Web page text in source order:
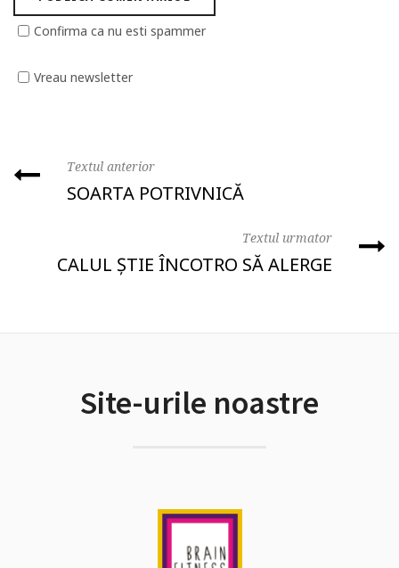
Confirma ca nu esti spammer
Vreau newsletter
Textul anterior
SOARTA POTRIVNICĂ
Textul urmator
CALUL ȘTIE ÎNCOTRO SĂ ALERGE
Site-urile noastre